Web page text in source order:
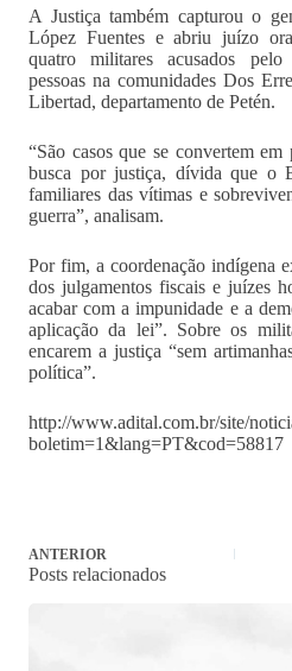
A Justiça também capturou o
López Fuentes e abriu juízo
quatro militares acusados
pessoas na comunidades Dos
Libertad, departamento de Petén.
“São casos que se convertem em
busca por justiça, dívida que o
familiares das vítimas e
guerra”, analisam.
Por fim, a coordenação indígena
dos julgamentos fiscais e juízes
acabar com a impunidade e a
aplicação da lei”. Sobre os
encarem a justiça “sem
política”.
http://www.adital.com.br/site/
boletim=1&lang=PT&cod=58817
ANTERIOR
Posts relacionados